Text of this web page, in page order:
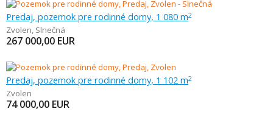
Predaj, pozemok pre rodinné domy, 1 080 m2
Zvolen, Slnečná
267 000,00 EUR
Predaj, pozemok pre rodinné domy, 1 102 m2
Zvolen
74 000,00 EUR